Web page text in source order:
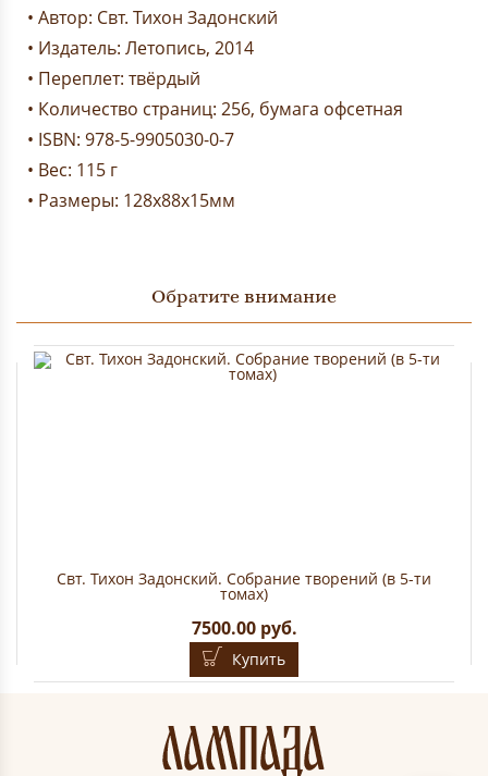
• Автор: Свт. Тихон Задонский
• Издатель: Летопись, 2014
• Переплет: твёрдый
• Количество страниц: 256, бумага офсетная
• ISBN: 978-5-9905030-0-7
• Вес: 115 г
• Размеры: 128x88x15мм
Обратите внимание
Свт. Тихон Задонский. Собрание творений (в 5-ти
томах)
7500.00 руб.
Купить